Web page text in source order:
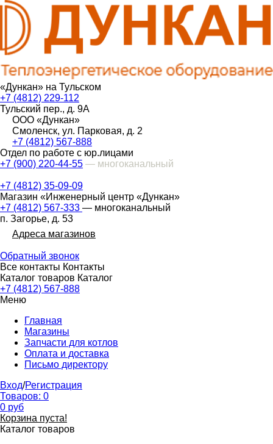
«Дункан» на Тульском
+7 (4812) 229-112
Тульский пер., д. 9А
ООО «Дункан»
Смоленск, ул. Парковая, д. 2
+7 (4812) 567-888
Отдел по работе с юр.лицами
+7 (900) 220-44-55 — многоканальный
+7 (4812) 35-09-09
Магазин «Инженерный центр «Дункан»
+7 (4812) 567-333 — многоканальный
п. Загорье, д. 53
Адреса магазинов
Обратный звонок
Все контакты Контакты
Каталог товаров Каталог
+7 (4812) 567-888
Меню
Главная
Магазины
Запчасти для котлов
Оплата и доставка
Письмо директору
Вход/Регистрация
Товаров: 0
0 руб
Корзина пуста!
Каталог товаров